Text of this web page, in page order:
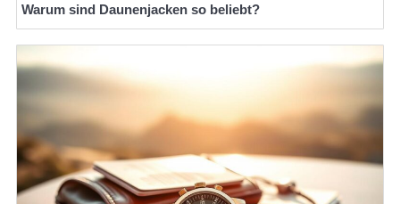
Warum sind Daunenjacken so beliebt?